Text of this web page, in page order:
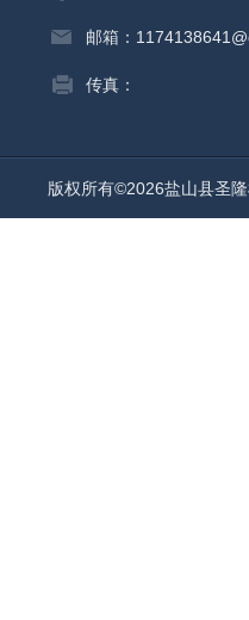
邮箱：
传真：
版权所有©2026盐山县圣